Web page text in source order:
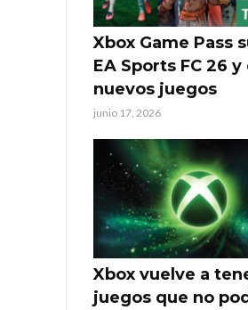
Xbox Game Pass
EA Sports FC 26
nuevos juegos
junio 17, 2026
Xbox vuelve a
juegos que no